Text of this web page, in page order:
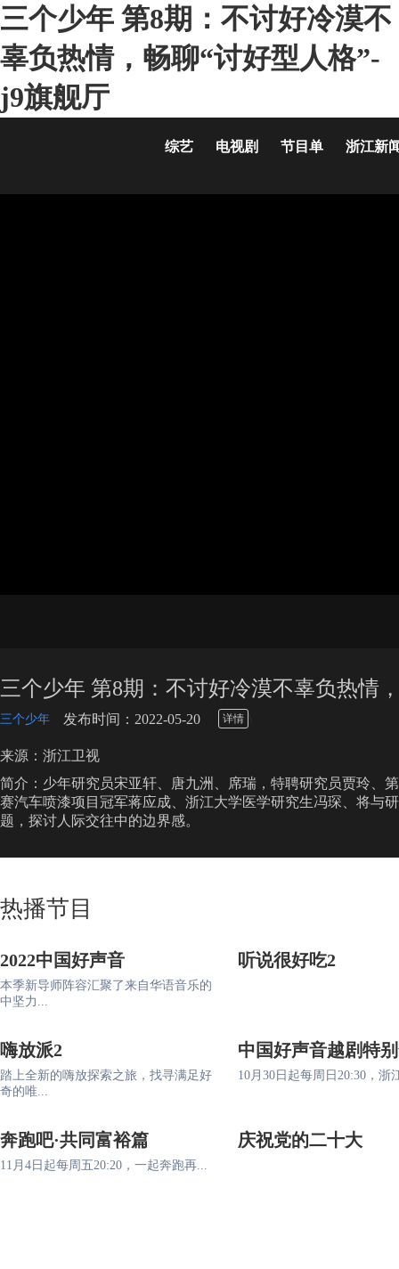
三个少年 第8期：不讨好冷漠不
辜负热情，畅聊“讨好型人格”-
j9旗舰厅
综艺 电视剧 节目单 浙江新
三个少年 第8期：不讨好冷漠不辜负热情
三个少年 发布时间：2022-05-20 详情
来源：浙江卫视
简介：少年研究员宋亚轩、唐九洲、席瑞，特聘研究员贾玲、
赛汽车喷漆项目冠军蒋应成、浙江大学医学研究生冯琛、将与
题，探讨人际交往中的边界感。
热播节目
2022中国好声音
本季新导师阵容汇聚了来自华语音乐的
中坚力...
听说很好吃2
嗨放派2
踏上全新的嗨放探索之旅，找寻满足好
奇的唯...
中国好声音越剧特
10月30日起每周日20:30，浙
奔跑吧·共同富裕篇
11月4日起每周五20:20，一起奔跑再...
庆祝党的二十大